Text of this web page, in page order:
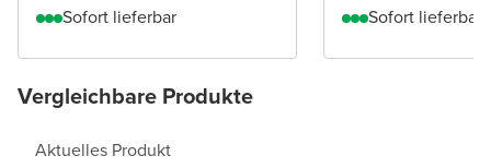
Sofort lieferbar
Sofort lieferbar
Vergleichbare Produkte
Aktuelles Produkt